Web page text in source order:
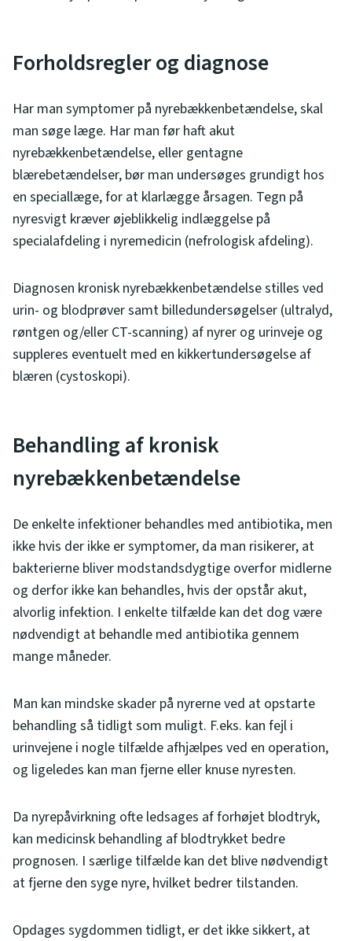
Forholdsregler og diagnose
Har man symptomer på nyrebækkenbetændelse, skal
man søge læge. Har man før haft akut
nyrebækkenbetændelse, eller gentagne
blærebetændelser, bør man undersøges grundigt hos
en speciallæge, for at klarlægge årsagen. Tegn på
nyresvigt kræver øjeblikkelig indlæggelse på
specialafdeling i nyremedicin (nefrologisk afdeling).
Diagnosen kronisk nyrebækkenbetændelse stilles ved
urin- og blodprøver samt billedundersøgelser (ultralyd,
røntgen og/eller CT-scanning) af nyrer og urinveje og
suppleres eventuelt med en kikkertundersøgelse af
blæren (cystoskopi).
Behandling af kronisk
nyrebækkenbetændelse
De enkelte infektioner behandles med antibiotika, men
ikke hvis der ikke er symptomer, da man risikerer, at
bakterierne bliver modstandsdygtige overfor midlerne
og derfor ikke kan behandles, hvis der opstår akut,
alvorlig infektion. I enkelte tilfælde kan det dog være
nødvendigt at behandle med antibiotika gennem
mange måneder.
Man kan mindske skader på nyrerne ved at opstarte
behandling så tidligt som muligt. F.eks. kan fejl i
urinvejene i nogle tilfælde afhjælpes ved en operation,
og ligeledes kan man fjerne eller knuse nyresten.
Da nyrepåvirkning ofte ledsages af forhøjet blodtryk,
kan medicinsk behandling af blodtrykket bedre
prognosen. I særlige tilfælde kan det blive nødvendigt
at fjerne den syge nyre, hvilket bedrer tilstanden.
Opdages sygdommen tidligt, er det ikke sikkert, at